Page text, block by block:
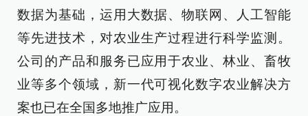
数据为基础，运用大数据、物联网、人工智能
等先进技术，对农业生产过程进行科学监测。
公司的产品和服务已应用于农业、林业、畜牧
业等多个领域，新一代可视化数字农业解决方
案也已在全国多地推广应用。